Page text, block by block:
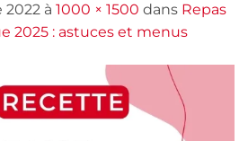
2022 à 1000 × 1500 dans Repas
2025 : astuces et menus